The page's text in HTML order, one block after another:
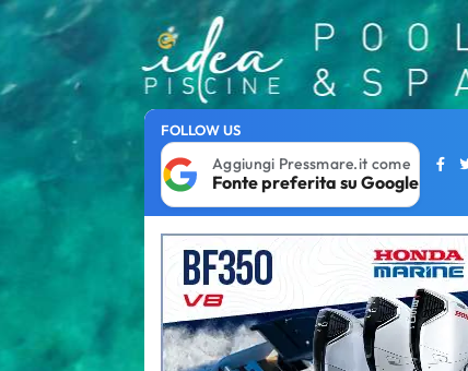
FOLLOW US
Aggiungi Pressmare.it come
Fonte preferita su Google